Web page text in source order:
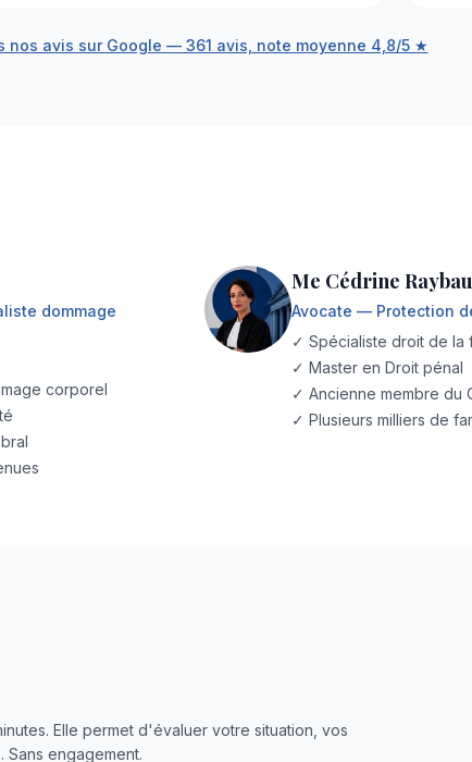
nos avis sur Google — 361 avis, note moyenne 4,8/5 ★
dommage
corporel
Me Cédrine
Avocate — Protection
✓ Spécialiste droit de la
✓ Master en Droit pénal
✓ Ancienne membre du
✓ Plusieurs milliers de
Elle permet d'évaluer votre situation, vos
engagement.